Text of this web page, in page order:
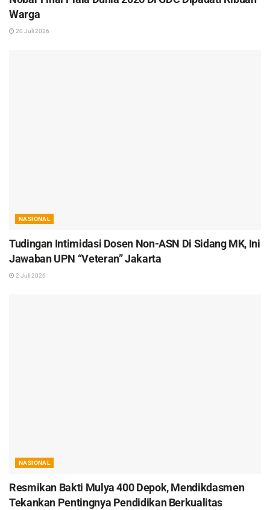
Warga
20 Juli 2026
NASIONAL
Tudingan Intimidasi Dosen Non-ASN Di Sidang MK, Ini
Jawaban UPN “Veteran” Jakarta
2 Juli 2026
NASIONAL
Resmikan Bakti Mulya 400 Depok, Mendikdasmen
Tekankan Pentingnya Pendidikan Berkualitas